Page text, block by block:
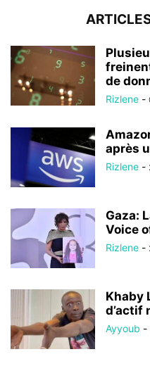
de
Rizlene -
après
Rizlene -
Gaza:
Voice
Rizlene -
Khaby
d’actif
Ayyoub -